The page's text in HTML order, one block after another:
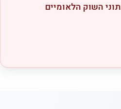
השוק הלאומיים